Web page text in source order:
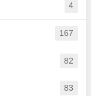
4
167
82
83